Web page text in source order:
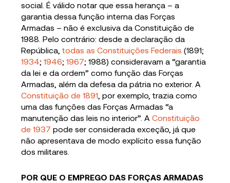
social. É válido notar que essa herança – a
garantia dessa função interna das Forças
Armadas – não é exclusiva da Constituição de
1988. Pelo contrário: desde a declaração da
República,todas as Constituições Federais (1891;
1934;1946;1967; 1988) consideravam a “garantia
da lei e da ordem” como função das Forças
Armadas, além da defesa da pátria no exterior. A
Constituição de 1891 , por exemplo, trazia como
uma das funções das Forças Armadas “a
manutenção das leis no interior”. AConstituição
de 1937 pode ser considerada exceção, já que
não apresentava de modo explícito essa função
dos militares.
POR QUE O EMPREGO DAS FORÇAS ARMADAS